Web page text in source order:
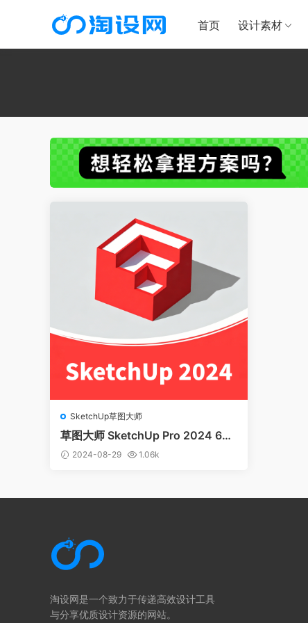
首页 设计素材
SketchUp草图大师
草图大师 SketchUp Pro 2024 64
位 中文版
2024-08-29 1.06k
淘设网是一个致力于传递高效设计工具
与分享优质设计资源的网站。